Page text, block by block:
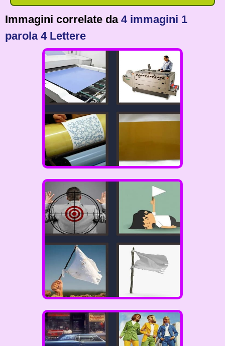
Immagini correlate da 4 immagini 1
parola 4 Lettere